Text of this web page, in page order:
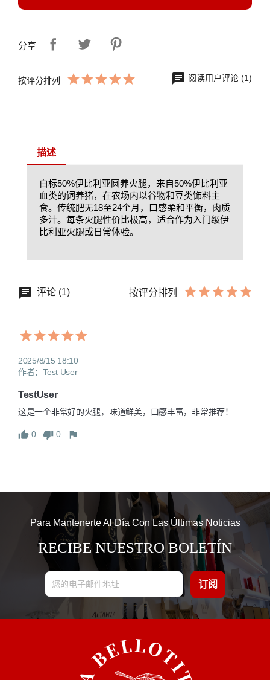
分享
按评分排列 阅读用户评论 (1)
描述
白标50%伊比利亚圆养火腿，来自50%伊比利亚
血类的饲养猪，在农场内以谷物和豆类饰料主
食。传统肥无18至24个月，口感柔和平衡，肉质
多汁。每条火腿性价比极高，适合作为入门级伊
比利亚火腿或日常体验。
评论 (1) 按评分排列
2025/8/15 18:10
作者：Test User
TestUser
这是一个非常好的火腿，味道鲜美，口感丰富，非常推荐！
0 0
Para Mantenerte Al Día Con Las Últimas Noticias
RECIBE NUESTRO BOLETÍN